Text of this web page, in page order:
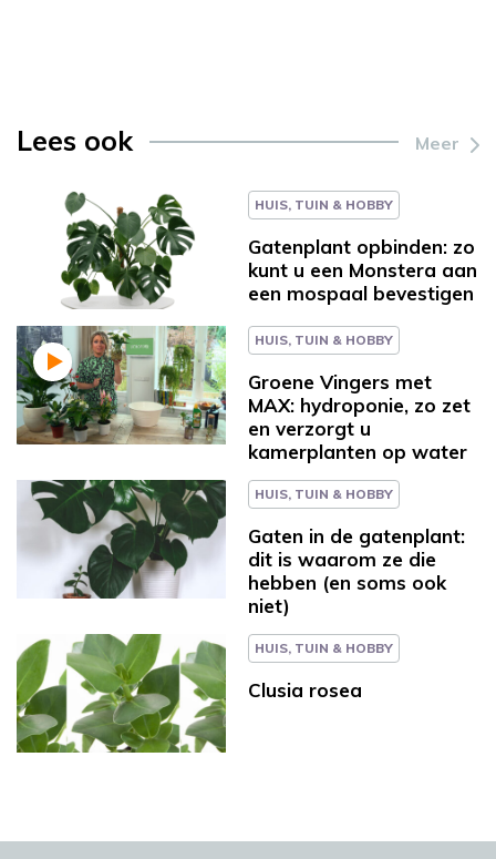
Lees ook Meer
HUIS, TUIN & HOBBY
Gatenplant opbinden: zo
kunt u een Monstera aan
een mospaal bevestigen
HUIS, TUIN & HOBBY
Groene Vingers met
MAX: hydroponie, zo zet
en verzorgt u
kamerplanten op water
HUIS, TUIN & HOBBY
Gaten in de gatenplant:
dit is waarom ze die
hebben (en soms ook
niet)
HUIS, TUIN & HOBBY
Clusia rosea